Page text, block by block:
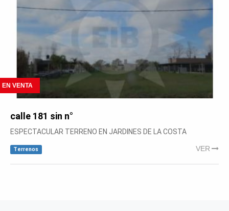
EN VENTA
calle 181 sin n°
ESPECTACULAR TERRENO EN JARDINES DE LA COSTA
Terrenos VER